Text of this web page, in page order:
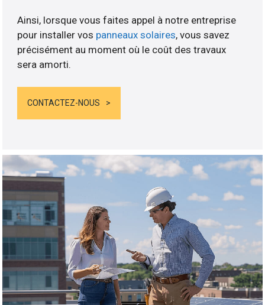
Ainsi, lorsque vous faites appel à notre entreprise
pour installer vos panneaux solaires, vous savez
précisément au moment où le coût des travaux
sera amorti.
CONTACTEZ-NOUS